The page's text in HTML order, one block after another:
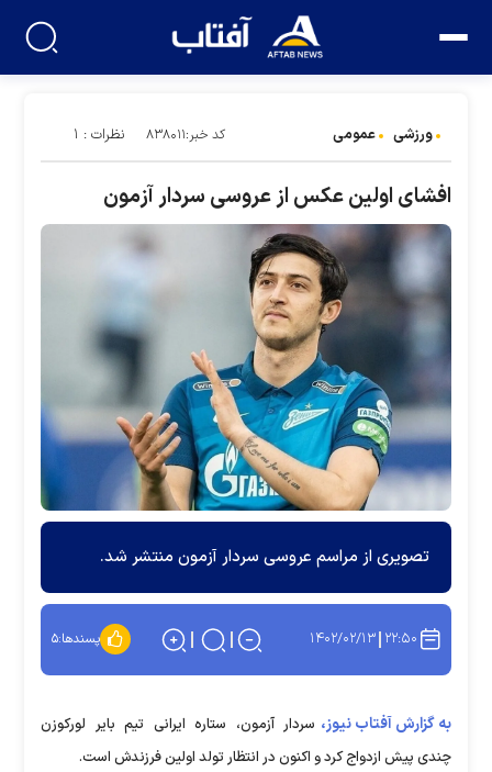
ورزشی عمومی کد خبر:۸۳۸۰۱۱ نظرات : ۱
افشای اولین عکس از عروسی سردار آزمون
تصویری از مراسم عروسی سردار آزمون منتشر شد.
۲۲:۵۰ ۱۴۰۲/۰۲/۱۳ پسندها:۵
به گزارش آفتاب نیوز، سردار آزمون، ستاره ایرانی تیم بایر لورکوزن
چندی پیش ازدواج کرد و اکنون در انتظار تولد اولین فرزندش است.